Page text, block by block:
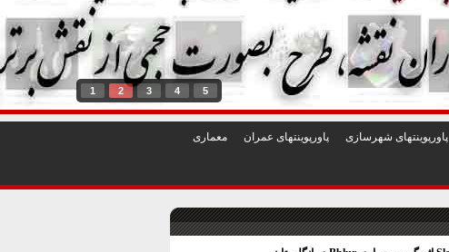
1 2 3 4 5
پاورپوينتهای شهرسازی پاورپوينتهای عمران معماری